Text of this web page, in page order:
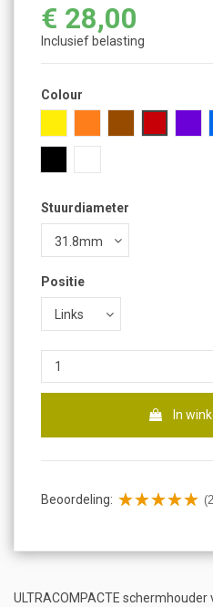
€ 28,00
Inclusief belasting
Colour
Stuurdiameter
Positie
In
Beoordeling:
ULTRACOMPACTE schermhouder